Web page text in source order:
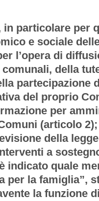
in particolare per
e sociale
l’opera di
della
partecipazione
del proprio
per
(articolo 2);
della
a
indicato quale
per la famiglia”,
la funzione